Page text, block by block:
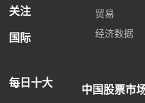
关注
国际
每日十大
贸易
经济数据
中国股票市